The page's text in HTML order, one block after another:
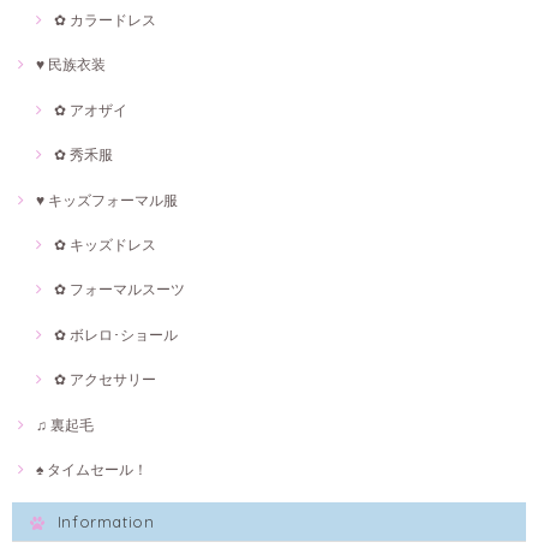
✿ カラードレス
♥ 民族衣装
✿ アオザイ
✿ 秀禾服
♥ キッズフォーマル服
✿ キッズドレス
✿ フォーマルスーツ
✿ ボレロ･ショール
✿ アクセサリー
♫ 裏起毛
♠ タイムセール！
Information